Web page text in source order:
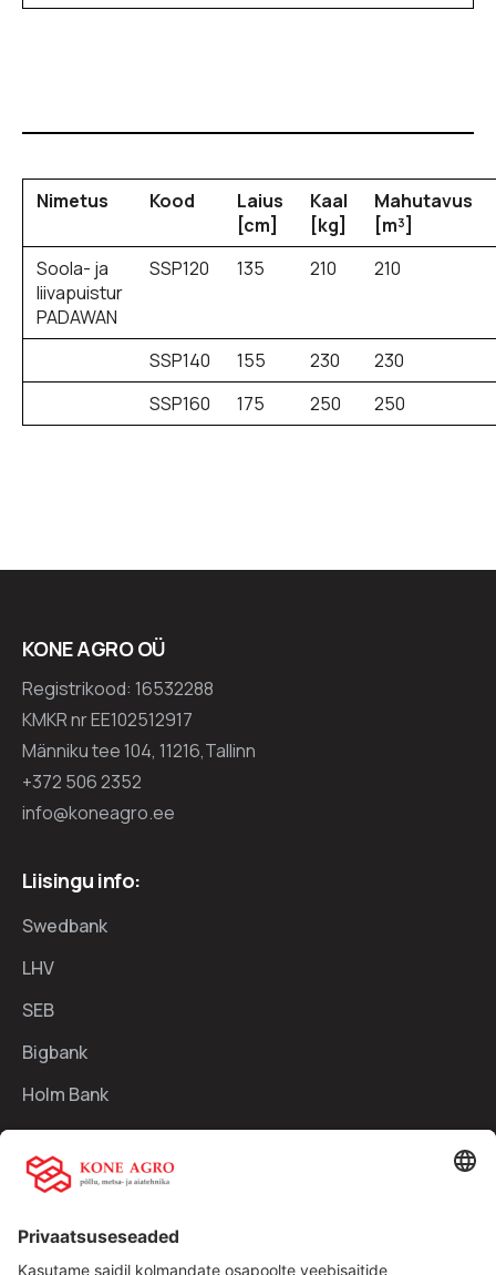
Nimetus Kood
Laius
[cm]
Kaal
[kg]
Mahutavus
[m³]
Soola- ja
liivapuistur
PADAWAN
SSP120 135 210 210
SSP140 155 230
230
SSP160
175 250 250
KONE AGRO OÜ
Registrikood: 16532288
KMKR nr EE102512917
Männiku tee 104, 11216,Tallinn
+372 506 2352
info@koneagro.ee
Liisingu info:
Swedbank
LHV
SEB
Bigbank
Holm Bank
Kiirlingid:
Traktorid